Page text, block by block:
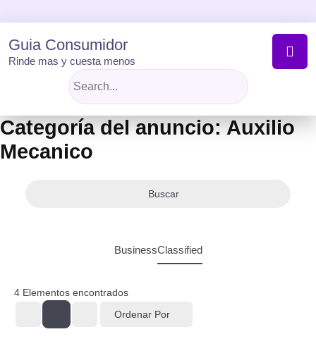
to
content
Guia Consumidor
Rinde mas y cuesta menos
Categoría del anuncio:Auxilio
Mecanico
Buscar
BusinessClassified
4 Elementos encontrados
Ordenar Por